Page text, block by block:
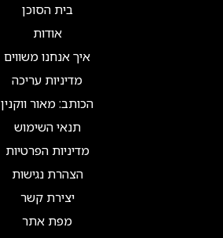
בית הסוכן
אודות
איך אנחנו משווים
מדיניות עריכה
הכותב: מאור ווקנין
תנאי השימוש
מדיניות הפרטיות
הצהרת נגישות
יצירת קשר
מפת אתר